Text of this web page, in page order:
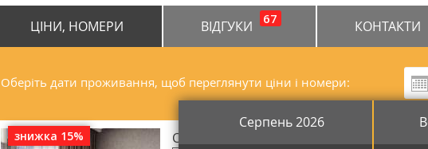
відпочинку пропонується ряд розваг - прокат наземного транспорту -
в літній період), літній відкритий басейн, дитячий майданчик (працює лише
приватна парковка. Готель "M1 Club Hotel" розташований в 2 км від
"Ланжерон" кілька хвилин ходьби.
ЦІНИ, НОМЕРИ ВІДГУКИ 67 КОНТАКТИ
Оберіть дати проживання, щоб переглянути ціни і номери:
Серпень 2026
знижка 15% Стандарт одномісний з видом на парк